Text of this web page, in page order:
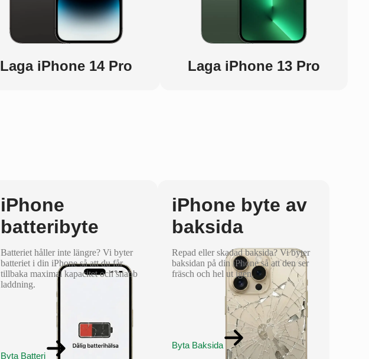
Laga iPhone 14 Pro Laga iPhone 13 Pro
iPhone
batteribyte
Batteriet håller inte längre? Vi byter
batteriet i din iPhone så att du får
tillbaka maximal kapacitet och snabb
laddning.
Byta Batteri
iPhone byte av
baksida
Repad eller skadad baksida? Vi byter
baksidan på din iPhone så att den ser
fräsch och hel ut igen.
Byta Baksida